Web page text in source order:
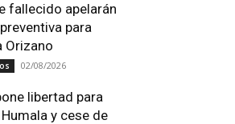
fallecido apelarán
para
Orizano
02/08/2026
libertad para
y cese de